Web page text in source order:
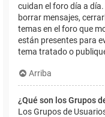
cuidan el foro día a
borrar mensajes,
temas en el foro que
están presentes para
tema tratado o
Arriba
¿Qué son los Grupos
Los Grupos de